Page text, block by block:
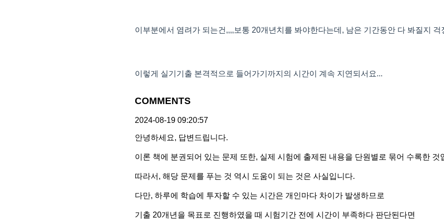
이부분에서 염려가 되는건,,,,보통 20개년치를 봐야한다는데, 남은 기간동안 다 봐질지 걱
이렇게 실기기출 본격적으로 들어가기까지의 시간이 계속 지연되서요...
COMMENTS
2024-08-19 09:20:57
안녕하세요, 답변드립니다.
이론 책에 분권되어 있는 문제 또한, 실제 시험에 출제된 내용을 단원별로 묶어 수록한 것
따라서, 해당 문제를 푸는 것 역시 도움이 되는 것은 사실입니다.
다만, 하루에 학습에 투자할 수 있는 시간은 개인마다 차이가 발생하므로
기출 20개년을 목표로 진행하였을 때 시험기간 전에 시간이 부족하다 판단된다면